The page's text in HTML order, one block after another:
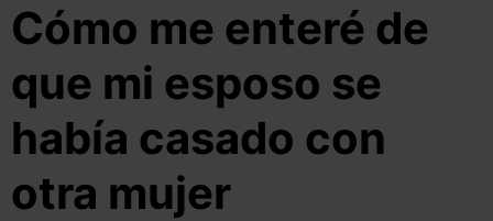
Cómo me enteré de
que mi esposo se
había casado con
otra mujer